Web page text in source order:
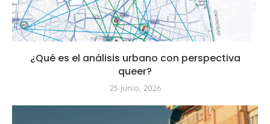
¿Qué es el análisis urbano con perspectiva
queer?
25 junio, 2026